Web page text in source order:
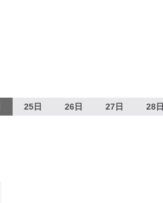
25日 26日 27日 28日